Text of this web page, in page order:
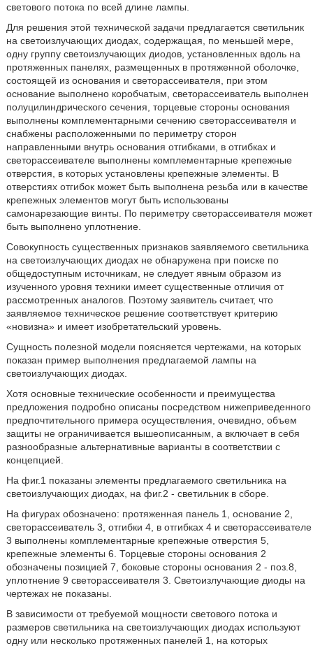
светового потока по всей длине лампы.
Для решения этой технической задачи предлагается светильник
на светоизлучающих диодах, содержащая, по меньшей мере,
одну группу светоизлучающих диодов, установленных вдоль на
протяженных панелях, размещенных в протяженной оболочке,
состоящей из основания и светорассеивателя, при этом
основание выполнено коробчатым, светорассеиватель выполнен
полуцилиндрического сечения, торцевые стороны основания
выполнены комплементарными сечению светорассеивателя и
снабжены расположенными по периметру сторон
направленными внутрь основания отгибками, в отгибках и
светорассеивателе выполнены комплементарные крепежные
отверстия, в которых установлены крепежные элементы. В
отверстиях отгибок может быть выполнена резьба или в качестве
крепежных элементов могут быть использованы
самонарезающие винты. По периметру светорассеивателя может
быть выполнено уплотнение.
Совокупность существенных признаков заявляемого светильника
на светоизлучающих диодах не обнаружена при поиске по
общедоступным источникам, не следует явным образом из
изученного уровня техники имеет существенные отличия от
рассмотренных аналогов. Поэтому заявитель считает, что
заявляемое техническое решение соответствует критерию
«новизна» и имеет изобретательский уровень.
Сущность полезной модели поясняется чертежами, на которых
показан пример выполнения предлагаемой лампы на
светоизлучающих диодах.
Хотя основные технические особенности и преимущества
предложения подробно описаны посредством нижеприведенного
предпочтительного примера осуществления, очевидно, объем
защиты не ограничивается вышеописанным, а включает в себя
разнообразные альтернативные варианты в соответствии с
концепцией.
На фиг.1 показаны элементы предлагаемого светильника на
светоизлучающих диодах, на фиг.2 - светильник в сборе.
На фигурах обозначено: протяженная панель 1, основание 2,
светорассеиватель 3, отгибки 4, в отгибках 4 и светорассеивателе
3 выполнены комплементарные крепежные отверстия 5,
крепежные элементы 6. Торцевые стороны основания 2
обозначены позицией 7, боковые стороны основания 2 - поз.8,
уплотнение 9 светорассеивателя 3. Светоизлучающие диоды на
чертежах не показаны.
В зависимости от требуемой мощности светового потока и
размеров светильника на светоизлучающих диодах используют
одну или несколько протяженных панелей 1, на которых